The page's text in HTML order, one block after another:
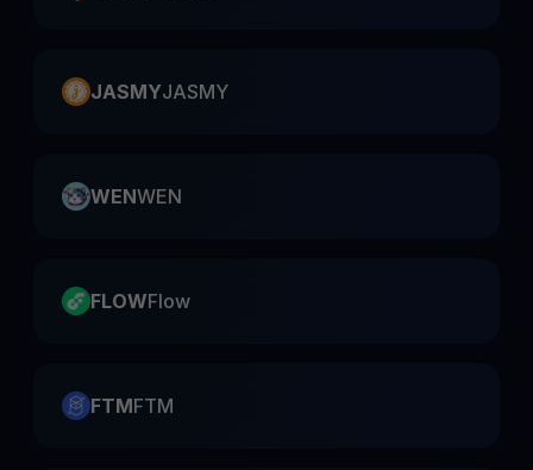
JASMYJASMY
WENWEN
FLOWFlow
FTMFTM